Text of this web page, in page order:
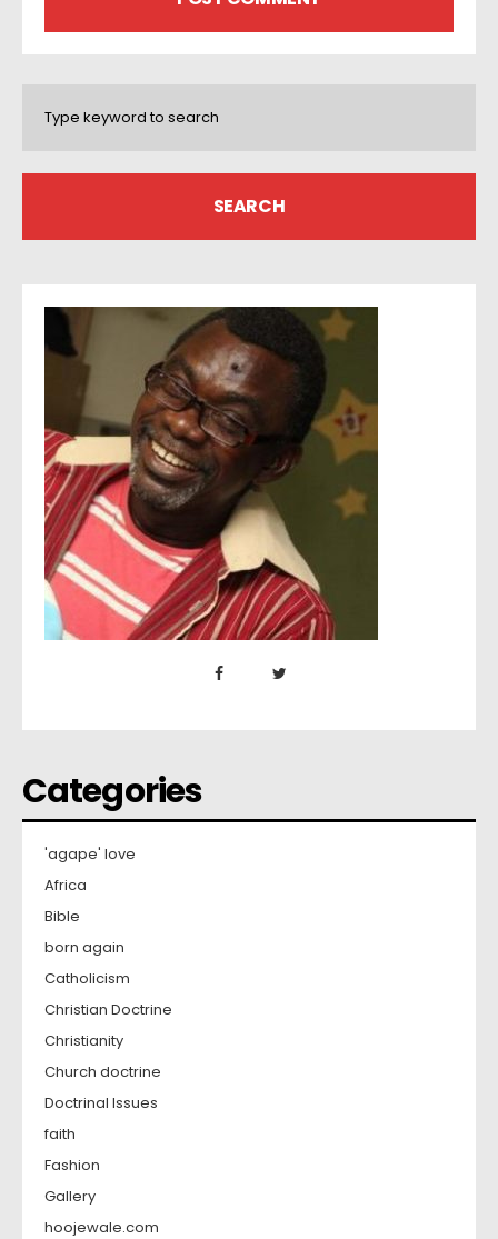
Categories
'agape' love
Africa
Bible
born again
Catholicism
Christian Doctrine
Christianity
Church doctrine
Doctrinal Issues
faith
Fashion
Gallery
hoojewale.com